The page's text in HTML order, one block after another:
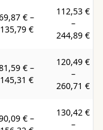
€ –
135,79 €
112,53 €
–
244,89 €
€ –
145,31 €
120,49 €
–
260,71 €
€ –
130,42 €
–